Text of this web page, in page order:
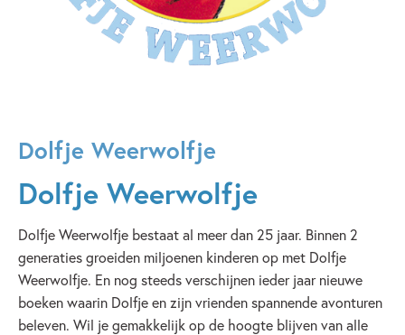
Dolfje Weerwolfje
Dolfje Weerwolfje
Dolfje Weerwolfje bestaat al meer dan 25 jaar. Binnen 2
generaties groeiden miljoenen kinderen op met Dolfje
Weerwolfje. En nog steeds verschijnen ieder jaar nieuwe
boeken waarin Dolfje en zijn vrienden spannende avonturen
beleven. Wil je gemakkelijk op de hoogte blijven van alle